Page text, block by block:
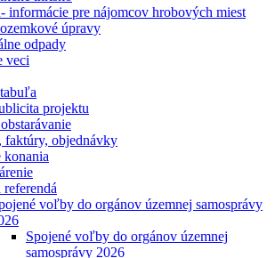
informácie pre nájomcov hrobových miest
úpravy
odpady
veci
projektu
faktúry, objednávky
konania
voľby do orgánov územnej samosprávy
Spojené voľby do orgánov územnej
samosprávy 2026